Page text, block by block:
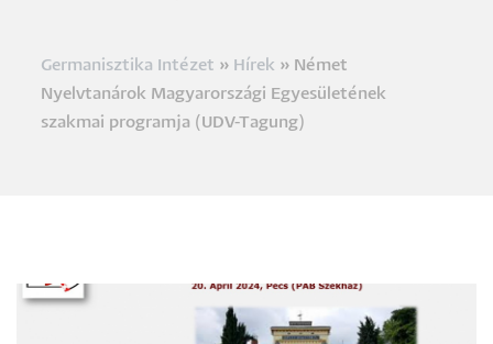
Morzsa
Germanisztika Intézet Hírek
Német
Nyelvtanárok Magyarországi Egyesületének
szakmai programja (UDV-Tagung)